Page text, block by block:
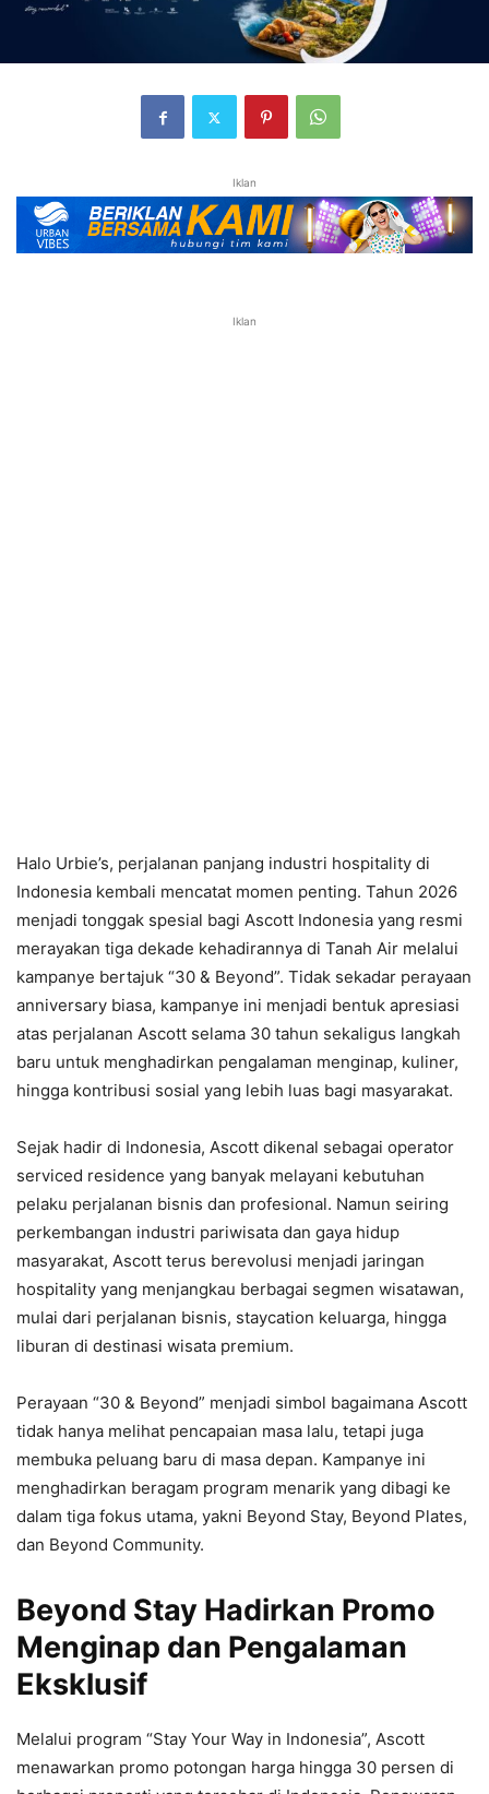
Iklan
Iklan
Halo Urbie’s, perjalanan panjang industri hospitality di
Indonesia kembali mencatat momen penting. Tahun 2026
menjadi tonggak spesial bagi Ascott Indonesia yang resmi
merayakan tiga dekade kehadirannya di Tanah Air melalui
kampanye bertajuk “30 & Beyond”. Tidak sekadar perayaan
anniversary biasa, kampanye ini menjadi bentuk apresiasi
atas perjalanan Ascott selama 30 tahun sekaligus langkah
baru untuk menghadirkan pengalaman menginap, kuliner,
hingga kontribusi sosial yang lebih luas bagi masyarakat.
Sejak hadir di Indonesia, Ascott dikenal sebagai operator
serviced residence yang banyak melayani kebutuhan
pelaku perjalanan bisnis dan profesional. Namun seiring
perkembangan industri pariwisata dan gaya hidup
masyarakat, Ascott terus berevolusi menjadi jaringan
hospitality yang menjangkau berbagai segmen wisatawan,
mulai dari perjalanan bisnis, staycation keluarga, hingga
liburan di destinasi wisata premium.
Perayaan “30 & Beyond” menjadi simbol bagaimana Ascott
tidak hanya melihat pencapaian masa lalu, tetapi juga
membuka peluang baru di masa depan. Kampanye ini
menghadirkan beragam program menarik yang dibagi ke
dalam tiga fokus utama, yakni Beyond Stay, Beyond Plates,
dan Beyond Community.
Beyond Stay Hadirkan Promo
Menginap dan Pengalaman
Eksklusif
Melalui program “Stay Your Way in Indonesia”, Ascott
menawarkan promo potongan harga hingga 30 persen di